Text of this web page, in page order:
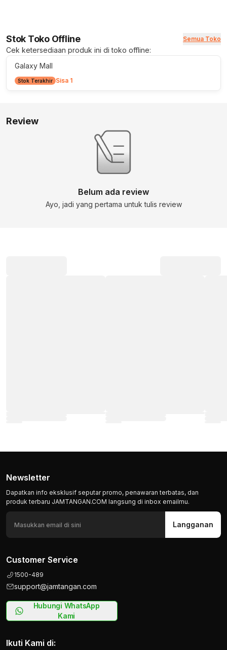
Newsletter
Dapatkan info eksklusif seputar promo, penawaran terbatas, dan
produk terbaru JAMTANGAN.COM langsung di inbox emailmu.
Langganan
Customer Service
1500-489
support@jamtangan.com
Hubungi WhatsApp
Kami
Ikuti Kami di:
Stok Toko Offline Semua Toko
Cek ketersediaan produk ini di toko offline:
Galaxy Mall
Stok Terakhir Sisa 1
Review
Belum ada review
Ayo, jadi yang pertama untuk tulis review